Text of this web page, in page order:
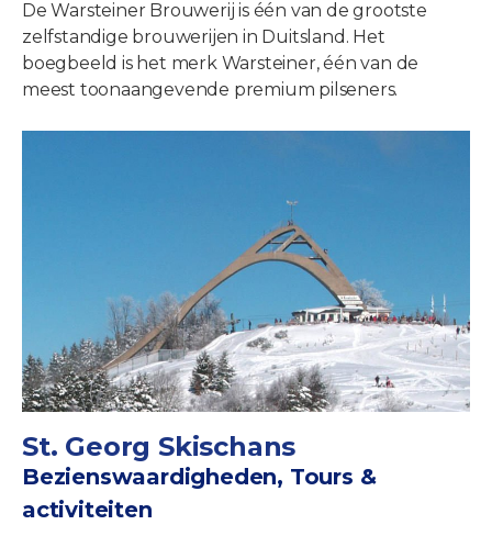
De Warsteiner Brouwerij is één van de grootste
zelfstandige brouwerijen in Duitsland. Het
boegbeeld is het merk Warsteiner, één van de
meest toonaangevende premium pilseners.
St. Georg Skischans
Bezienswaardigheden, Tours &
activiteiten